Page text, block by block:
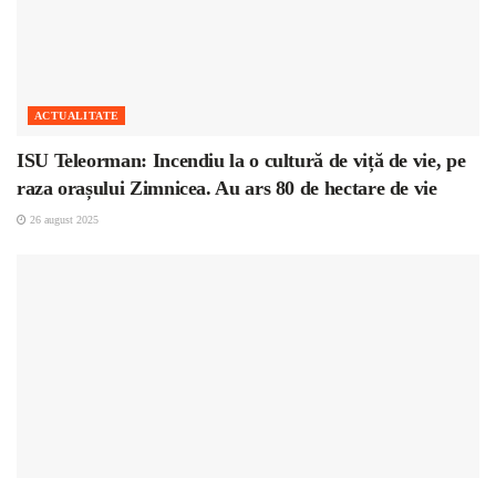
ACTUALITATE
ISU Teleorman: Incendiu la o cultură de viță de vie, pe
raza orașului Zimnicea. Au ars 80 de hectare de vie
26 august 2025